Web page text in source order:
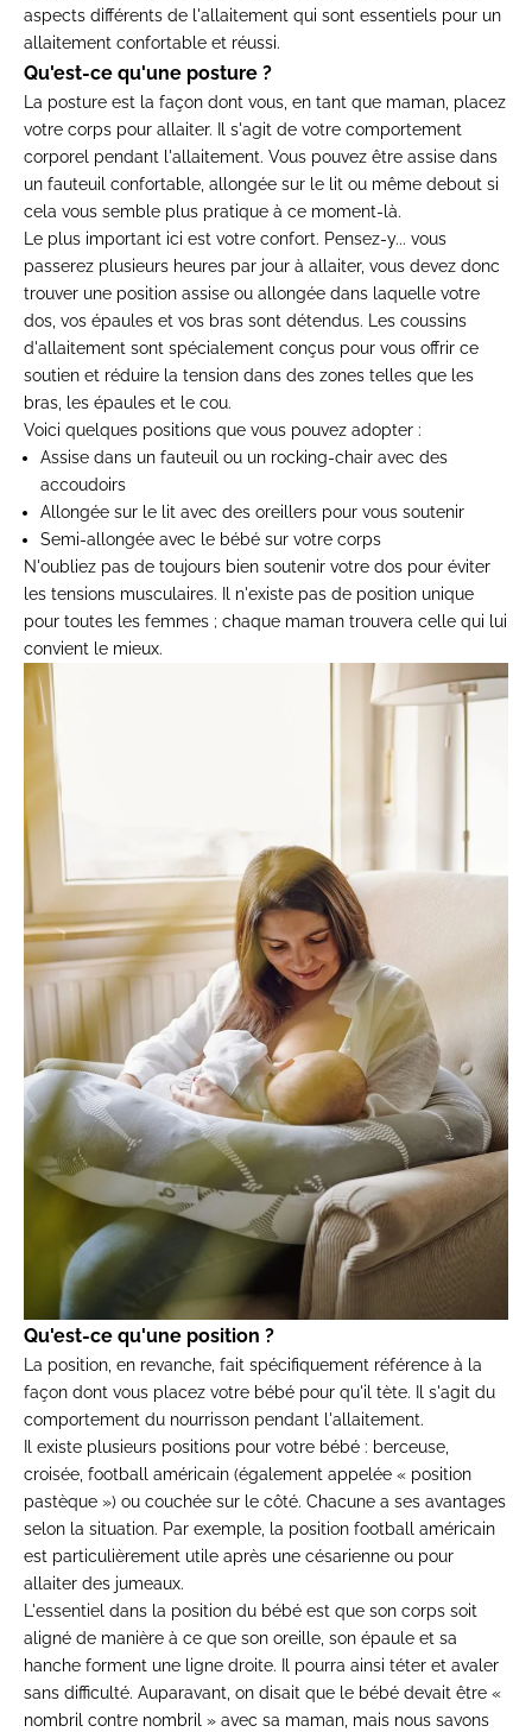
aspects différents de l'allaitement qui sont essentiels pour un
allaitement confortable et réussi.
Qu'est-ce qu'une posture ?
La posture est la façon dont vous, en tant que maman, placez
votre corps pour allaiter. Il s'agit de votre comportement
corporel pendant l'allaitement. Vous pouvez être assise dans
un fauteuil confortable, allongée sur le lit ou même debout si
cela vous semble plus pratique à ce moment-là.
Le plus important ici est votre confort. Pensez-y... vous
passerez plusieurs heures par jour à allaiter, vous devez donc
trouver une position assise ou allongée dans laquelle votre
dos, vos épaules et vos bras sont détendus. Les coussins
d'allaitement sont spécialement conçus pour vous offrir ce
soutien et réduire la tension dans des zones telles que les
bras, les épaules et le cou.
Voici quelques positions que vous pouvez adopter :
Assise dans un fauteuil ou un rocking-chair avec des
accoudoirs
Allongée sur le lit avec des oreillers pour vous soutenir
Semi-allongée avec le bébé sur votre corps
N'oubliez pas de toujours bien soutenir votre dos pour éviter
les tensions musculaires. Il n'existe pas de position unique
pour toutes les femmes ; chaque maman trouvera celle qui lui
convient le mieux.
Qu'est-ce qu'une position ?
La position, en revanche, fait spécifiquement référence à la
façon dont vous placez votre bébé pour qu'il tète. Il s'agit du
comportement du nourrisson pendant l'allaitement.
Il existe plusieurs positions pour votre bébé : berceuse,
croisée, football américain (également appelée « position
pastèque ») ou couchée sur le côté. Chacune a ses avantages
selon la situation. Par exemple, la position football américain
est particulièrement utile après une césarienne ou pour
allaiter des jumeaux.
L'essentiel dans la position du bébé est que son corps soit
aligné de manière à ce que son oreille, son épaule et sa
hanche forment une ligne droite. Il pourra ainsi téter et avaler
sans difficulté. Auparavant, on disait que le bébé devait être «
nombril contre nombril » avec sa maman, mais nous savons